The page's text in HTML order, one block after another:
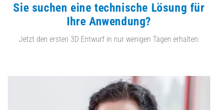
Sie suchen eine technische Lösung für
Ihre Anwendung?
Jetzt den ersten 3D Entwurf in nur wenigen Tagen erhalten: